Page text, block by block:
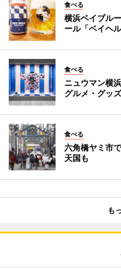
食べる
横浜ベイブル
ール「ベイヘル
食べる
ニュウマン横
グルメ・グッ
食べる
六角橋ヤミ市
天国も
も